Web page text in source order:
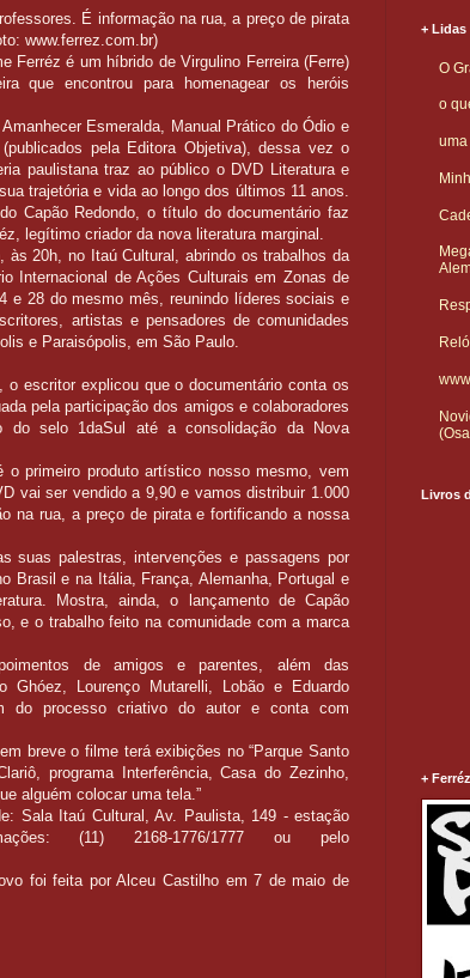
É informação na rua, a preço de pirata
www.ferrez.com.br)
Ferréz é um híbrido de Virgulino Ferreira (Ferre)
que encontrou para homenagear os heróis
Esmeralda, Manual Prático do Ódio e
pela Editora Objetiva), dessa vez o
paulistana traz ao público o DVD Literatura e
trajetória e vida ao longo dos últimos 11 anos.
Capão Redondo, o título do documentário faz
legítimo criador da nova literatura marginal.
às 20h, no Itaú Cultural, abrindo os trabalhos da
Internacional de Ações Culturais em Zonas de
e 28 do mesmo mês, reunindo líderes sociais e
artistas e pensadores de comunidades
e Paraisópolis, em São Paulo.
o escritor explicou que o documentário conta os
pela participação dos amigos e colaboradores
do selo 1daSul até a consolidação da Nova
o primeiro produto artístico nosso mesmo, vem
vai ser vendido a 9,90 e vamos distribuir 1.000
na rua, a preço de pirata e fortificando a nossa
suas palestras, intervenções e passagens por
Brasil e na Itália, França, Alemanha, Portugal e
Mostra, ainda, o lançamento de Capão
e o trabalho feito na comunidade com a marca
de amigos e parentes, além das
Ghóez, Lourenço Mutarelli, Lobão e Eduardo
do processo criativo do autor e conta com
breve o filme terá exibições no “Parque Santo
programa Interferência, Casa do Zezinho,
alguém colocar uma tela.”
Sala Itaú Cultural, Av. Paulista, 149 - estação
(11) 2168-1776/1777 ou pelo
foi feita por Alceu Castilho em 7 de maio de
+ Lidas
O
o
Livros
+ Ferréz